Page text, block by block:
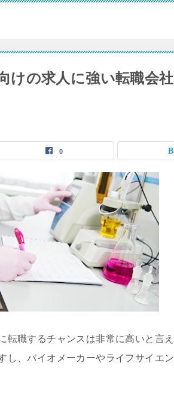
けの求人に強い転職会
0
転職するチャンスは非常に高いと言
し、バイオメーカーやライフサイエ